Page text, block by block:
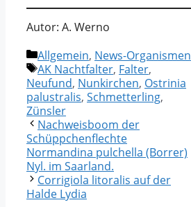
Autor: A. Werno
Kategorien
Allgemein, News-Organismen
Schlagwörter
AK Nachtfalter, Falter,
Neufund, Nunkirchen, Ostrinia
palustralis, Schmetterling,
Zünsler
Nachweisboom der
Schüppchenflechte
Normandina pulchella (Borrer)
Nyl. im Saarland.
Corrigiola litoralis auf der
Halde Lydia